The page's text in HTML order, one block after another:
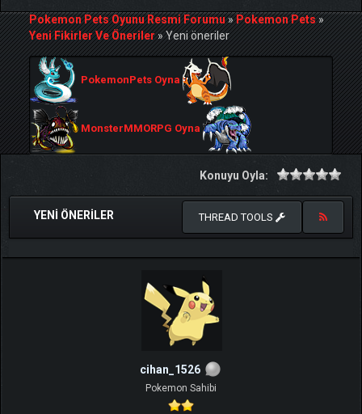
Pokemon Pets Oyunu Resmi Forumu»Pokemon Pets»
Yeni Fikirler Ve Öneriler»Yeni öneriler
PokemonPets Oyna
MonsterMMORPG Oyna
Konuyu Oyla:
YENI ÖNERILER THREAD TOOLS
cihan_1526
Pokemon Sahibi